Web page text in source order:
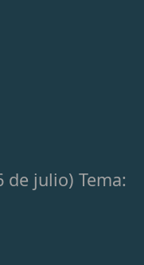
de julio) Tema: